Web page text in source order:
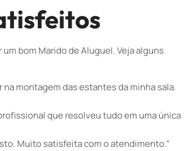
bom Marido de Aluguel. Veja alguns
montagem das estantes da minha sala.
que resolveu tudo em uma única
Muito satisfeita com o atendimento.”